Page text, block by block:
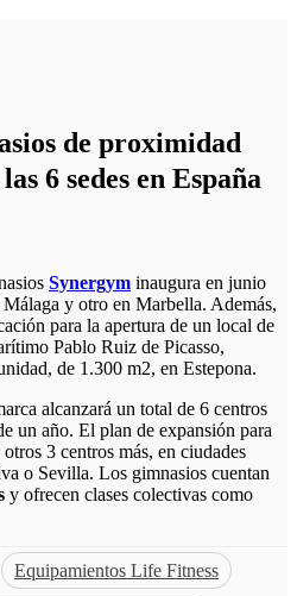
de proximidad
6 sedes en España
Synergym inaugura en junio
y otro en Marbella. Además,
para la apertura de un local de
Pablo Ruiz de Picasso,
de 1.300 m2, en Estepona.
alcanzará un total de 6 centros
un año. El plan de expansión para
3 centros más, en ciudades
o Sevilla. Los gimnasios cuentan
y ofrecen clases colectivas como
Equipamientos Life Fitness